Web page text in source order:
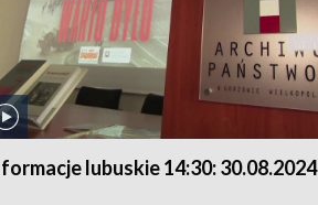
lubuskie 14:30: 30.08.2024